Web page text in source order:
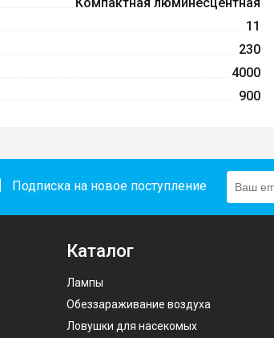
11
230
4000
900
Подписка на новое поступление
Каталог
Лампы
Обеззараживание воздуха
Ловушки для насекомых